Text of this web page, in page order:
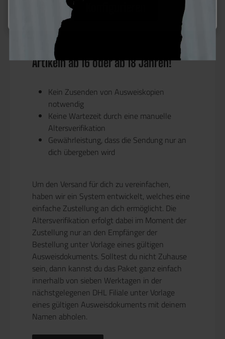
verschiedenen Spielszenarien.
Unkomplizierter Versand von
Artikeln ab 16 oder ab 18 Jahren!
Kein Zusenden von Ausweiskopien
notwendig
Keine Wartezeit durch eine manuelle
Altersverifikation
Gewährleistung, dass die Sendung nur an
dich übergeben wird
Um den Versand für dich zu vereinfachen,
haben wir ein System entwickelt, welches eine
einfache Zustellung an dich ermöglicht. Die
Altersverifikation erfolgt dabei im Moment der
Zustellung nur an den Empfänger der
Bestellung unter Vorlage eines gültigen
Ausweisdokuments. Solltest du nicht Zuhause
sein, dann kannst du das Paket ganz einfach
innerhalb von sieben Werktagen in der
nächstgelegenen DHL Filiale unter Vorlage
eines gültigen Ausweisdokuments mit deinem
Namen abholen.